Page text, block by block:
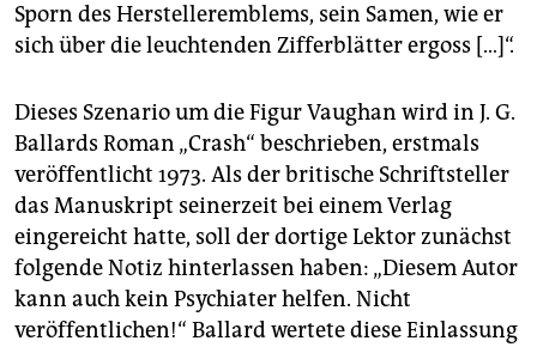
Sporn des Hersteller­emblems, sein Samen, wie er
sich über die leuchtenden Zifferblätter ergoss […]“.
Dieses Szenario um die Figur Vaughan wird in J. G.
Ballards Roman „Crash“ beschrieben, erstmals
veröffentlicht 1973. Als der britische Schriftsteller
das Manuskript seinerzeit bei einem Verlag
eingereicht hatte, soll der dortige Lektor zunächst
folgende Notiz hinterlassen haben: „Diesem Autor
kann auch kein Psychiater helfen. Nicht
veröffentlichen!“ Ballard wertete diese Einlassung